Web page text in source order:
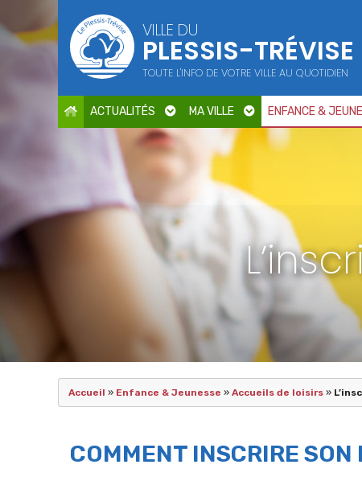
Points d'intérêt
Parcs et jardins
Services publics
Cimetière / Eglise
Petite enfance
Education
VILLE DU
PLESSIS-TRÉVISE
TOUTE L'INFO DE VOTRE VILLE AU QUOTIDIEN
ACTUALITÉS MA VILLE ENFANCE &
Accueil » Enfance & Jeunesse » Accueils de loisirs »
COMMENT INSCRIRE SON